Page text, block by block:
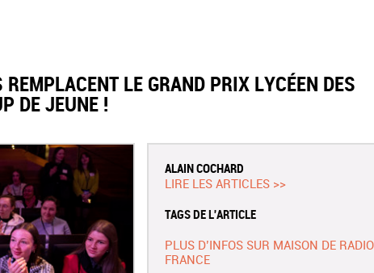
LE GRAND PRIX LYCÉEN DES
DE JEUNE !
ALAIN COCHARD
LIRE LES ARTICLES >>
TAGS DE L'ARTICLE
PLUS D’INFOS SUR MAISON DE RADIO
FRANCE